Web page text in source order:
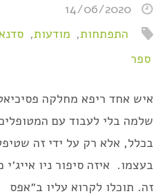
14/06/2020
התפתחות, מודעות,
ספר
איש אחד ריפא מחלקה
שלמה בלי לעבוד עם
בכלל, אלא רק על ידי זה
בעצמו. איזה סיפור ניו
זה. תוכלו לקרוא עליו ב״אפס